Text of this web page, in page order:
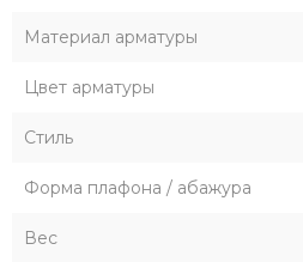
Материал арматуры
Цвет арматуры
Стиль
Форма плафона / абажура
Вес